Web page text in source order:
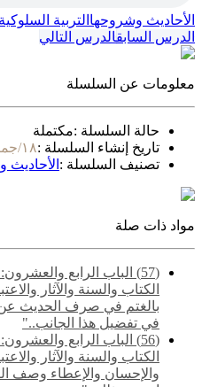
الأحاديث وشروحها التربية السلوكية
الدرس السابقالدرس التالي
معلومات عن السلسلة
حالة السلسلة :مكتملة
تاريخ إنشاء السلسلة :١٨/جمادى الآخرة/١٤٤٦
تصنيف السلسلة :
مواد ذات صلة
(57) الباب الرابع
الكتاب والسنة والآثار
بالغتم في صرف الحديث
في تفضيل هذا الجانب.."
(56) الباب الرابع
الكتاب والسنة والآثار
والإحسان والإعطاء وصف